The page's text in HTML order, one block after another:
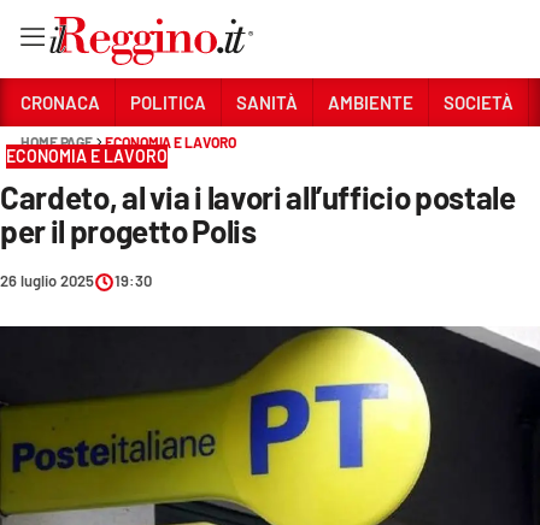
Sezioni
CRONACA
POLITICA
SOCIETÀ
CULTURA
ECONOMIA E LAVORO
CRONACA POLITICA SANITÀ AMBIENTE SOCIETÀ
HOME PAGE ECONOMIA E LAVORO
ECONOMIA E LAVORO
Cardeto, al via i lavori all’ufficio postale
per il progetto Polis
26 luglio 2025 19:30